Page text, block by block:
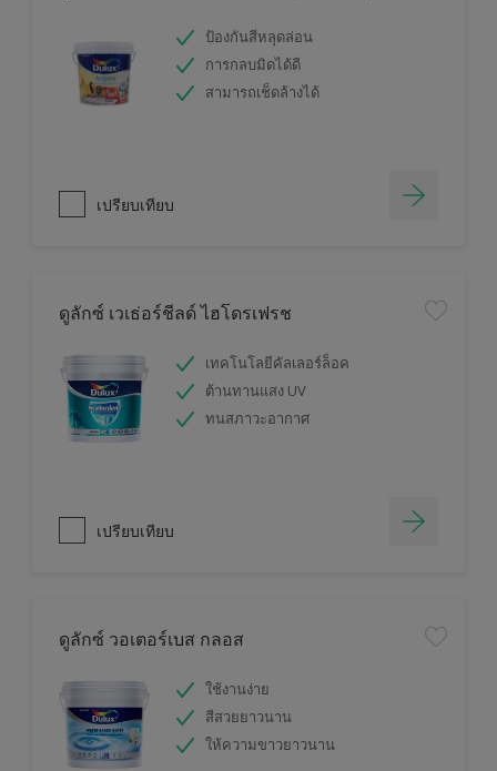
ป้องกันสีหลุดล่อน
การกลบมิดได้ดี
สามารถเช็ดล้างได้
เปรียบเทียบ
ดูลักซ์ เวเธ่อร์ชีลด์ ไฮโดรเฟรช
เทคโนโลยีคัลเลอร์ล็อค
ต้านทานแสง UV
ทนสภาวะอากาศ
เปรียบเทียบ
ดูลักซ์ วอเตอร์เบส กลอส
ใช้งานง่าย
สีสวยยาวนาน
ให้ความขาวยาวนาน